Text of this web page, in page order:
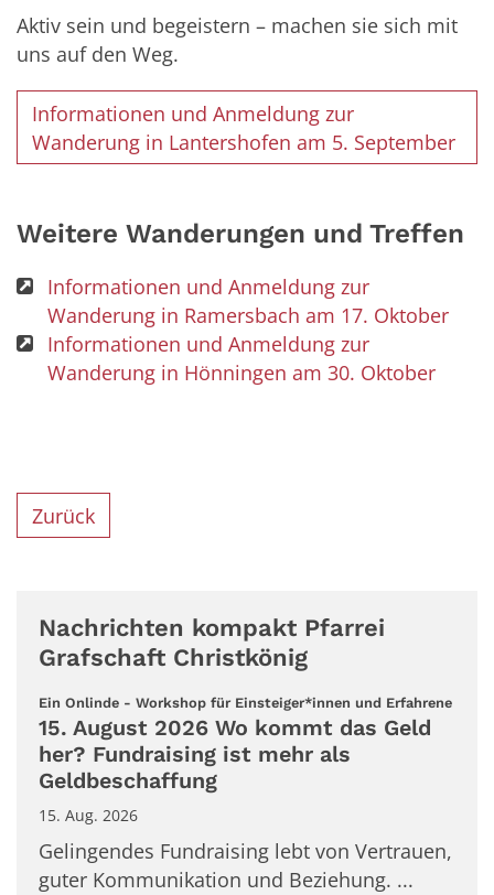
Aktiv sein und begeistern – machen sie sich mit
uns auf den Weg.
Informationen und Anmeldung zur
Wanderung in Lantershofen am 5. September
Weitere Wanderungen und Treffen
Informationen und Anmeldung zur
Wanderung in Ramersbach am 17. Oktober
Informationen und Anmeldung zur
Wanderung in Hönningen am 30. Oktober
Zurück
Nachrichten kompakt Pfarrei
Grafschaft Christkönig
Ein Onlinde - Workshop für Einsteiger*innen und Erfahrene:
15. August 2026 Wo kommt das Geld
her? Fundraising ist mehr als
Geldbeschaffung
15. Aug. 2026
Gelingendes Fundraising lebt von Vertrauen,
guter Kommunikation und Beziehung. ...